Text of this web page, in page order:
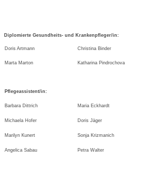
Diplomierte Gesundheits- und Krankenpfleger/in:
Doris Artmann Christina Binder
Marta Marton Katharina Pindrochova
Pflegeassistent/in:
Barbara Dittrich Maria Eckhardt
Michaela Hofer Doris Jäger
Marilyn Kunert Sonja Krizmanich
Angelica Sabau Petra Walter